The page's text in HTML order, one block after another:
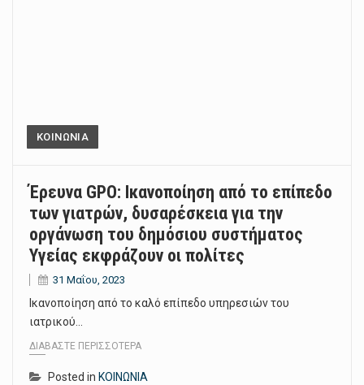
ΚΟΙΝΩΝΙΑ
Έρευνα GPO: Ικανοποίηση από το επίπεδο
των γιατρών, δυσαρέσκεια για την
οργάνωση του δημόσιου συστήματος
Υγείας εκφράζουν οι πολίτες
31 Μαΐου, 2023
Ικανοποίηση από το καλό επίπεδο υπηρεσιών του
ιατρικού…
ΔΙΑΒΆΣΤΕ ΠΕΡΙΣΣΌΤΕΡΑ
Posted in ΚΟΙΝΩΝΙΑ